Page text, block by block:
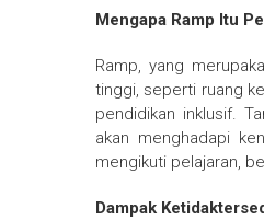
Mengapa Ramp Itu
Ramp, yang
tinggi, seperti ruang
pendidikan inklusif.
akan menghadapi
mengikuti pelajaran,
Dampak